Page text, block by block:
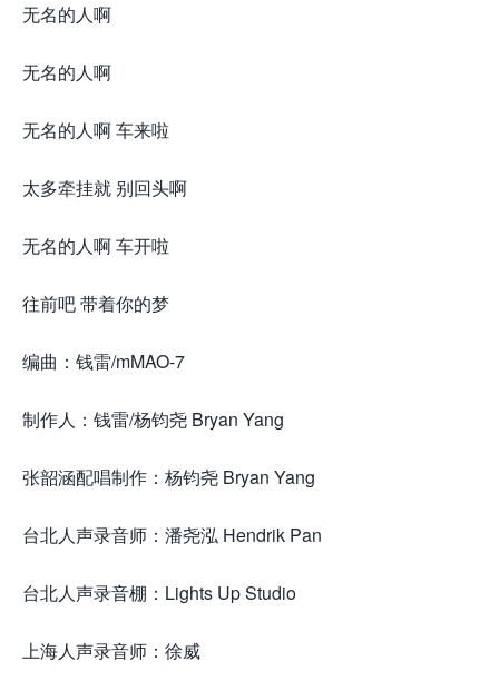
无名的人啊
无名的人啊
无名的人啊 车来啦
太多牵挂就 别回头啊
无名的人啊 车开啦
往前吧 带着你的梦
编曲：钱雷/mMAO-7
制作人：钱雷/杨钧尧 Bryan Yang
张韶涵配唱制作：杨钧尧 Bryan Yang
台北人声录音师：潘尧泓 Hendrik Pan
台北人声录音棚：Lights Up Studio
上海人声录音师：徐威